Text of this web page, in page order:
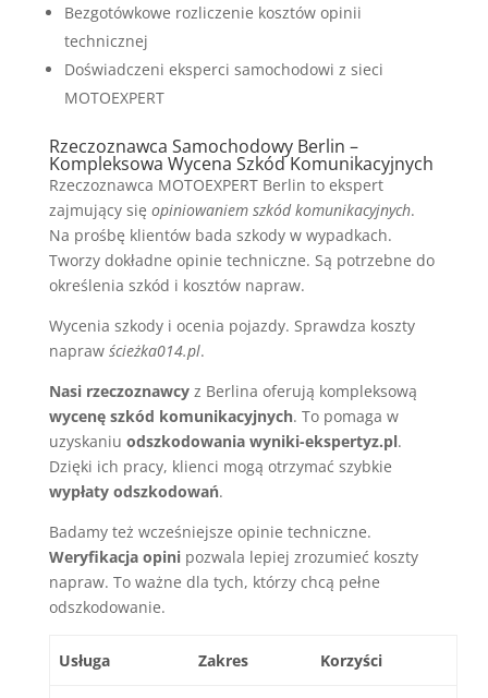
Bezgotówkowe rozliczenie kosztów opinii
technicznej
Doświadczeni eksperci samochodowi z sieci
MOTOEXPERT
Rzeczoznawca Samochodowy Berlin –
Kompleksowa Wycena Szkód Komunikacyjnych
Rzeczoznawca MOTOEXPERT Berlin to ekspert
zajmujący się opiniowaniem szkód komunikacyjnych.
Na prośbę klientów bada szkody w wypadkach.
Tworzy dokładne opinie techniczne. Są potrzebne do
określenia szkód i kosztów napraw.
Wycenia szkody i ocenia pojazdy. Sprawdza koszty
napraw ścieżka014.pl.
Nasi rzeczoznawcyz Berlina oferują kompleksową
wycenę szkód komunikacyjnych. To pomaga w
uzyskaniu odszkodowania wyniki-ekspertyz.pl.
Dzięki ich pracy, klienci mogą otrzymać szybkie
wypłaty odszkodowań.
Badamy też wcześniejsze opinie techniczne.
Weryfikacja opinipozwala lepiej zrozumieć koszty
napraw. To ważne dla tych, którzy chcą pełne
odszkodowanie.
Usługa Zakres Korzyści